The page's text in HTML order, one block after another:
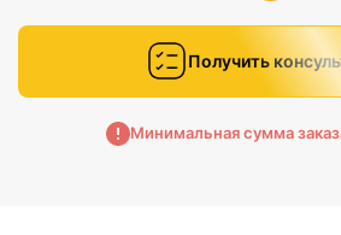
Получить
Минимальная сумма